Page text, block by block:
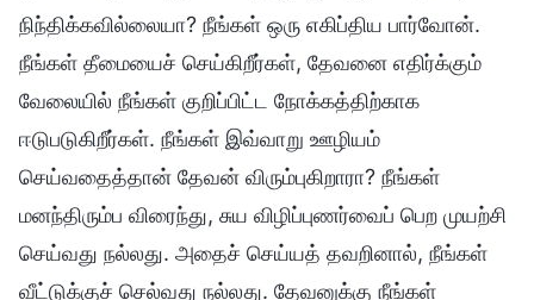
நிந்திக்கவில்லையா? நீங்கள் ஒரு எகிப்திய பார்வோன்.
நீங்கள் தீமையைச் செய்கிறீர்கள், தேவனை எதிர்க்கும்
வேலையில் நீங்கள் குறிப்பிட்ட நோக்கத்திற்காக
ஈடுபடுகிறீர்கள். நீங்கள் இவ்வாறு ஊழியம்
செய்வதைத்தான் தேவன் விரும்புகிறாரா? நீங்கள்
மனந்திரும்ப விரைந்து, சுய விழிப்புணர்வைப் பெற முயற்சி
செய்வது நல்லது. அதைச் செய்யத் தவறினால், நீங்கள்
வீட்டுக்குச் செல்வது நல்லது. தேவனுக்கு நீங்கள்